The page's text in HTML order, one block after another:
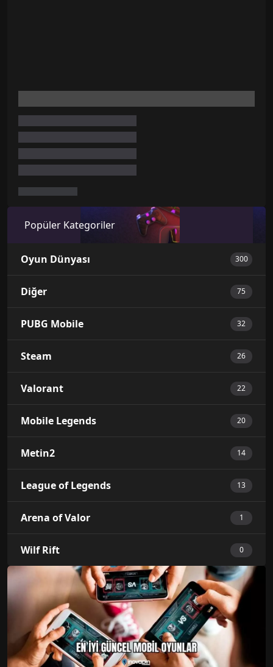
Popüler Kategoriler
Oyun Dünyası 300
Diğer 75
PUBG Mobile 32
Steam 26
Valorant 22
Mobile Legends 20
Metin2 14
League of Legends 13
Arena of Valor 1
Wilf Rift 0